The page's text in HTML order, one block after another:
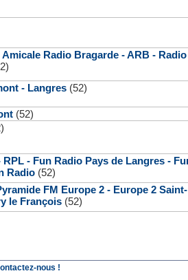
Radio Bragarde - ARB - Radio
- Langres (52)
(52)
- Fun Radio Pays de Langres -
Radio (52)
FM Europe 2 - Europe 2 Saint-
le François (52)
nous !